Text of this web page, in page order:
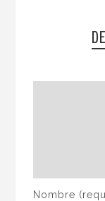
Nombre